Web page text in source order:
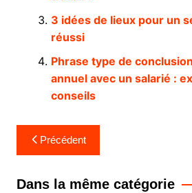
3 idées de lieux pour un
réussi
Phrase type de
annuel avec un salarié :
conseils
Navigation
de
l’article
Précédent
Dans la même catégorie